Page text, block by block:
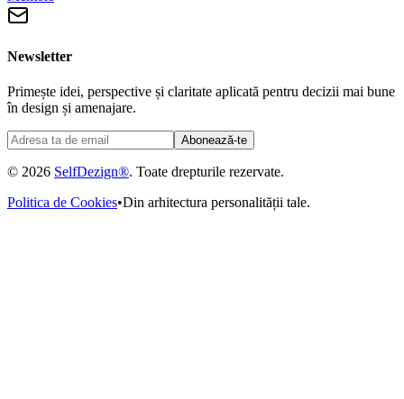
Newsletter
Primește idei, perspective și claritate aplicată pentru decizii mai bune
în design și amenajare.
Abonează-te
© 2026 SelfDezign®. Toate drepturile rezervate.
Politica de Cookies•Din arhitectura personalității tale.